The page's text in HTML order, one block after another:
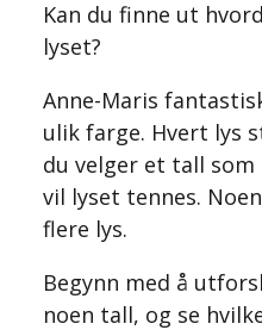
Kan du finne ut
lyset?
Anne-Maris
ulik farge. Hvert lys
du velger et tall
vil lyset tennes.
flere lys.
Begynn med å
noen tall, og se